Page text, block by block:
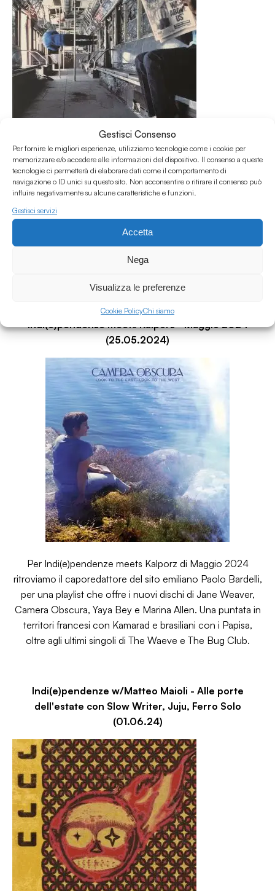
Gestisci Consenso
Per fornire le migliori esperienze, utilizziamo tecnologie come i cookie per
memorizzare e/o accedere alle informazioni del dispositivo. Il consenso a queste
tecnologie ci permetterà di elaborare dati come il comportamento di
navigazione o ID unici su questo sito. Non acconsentire o ritirare il consenso può
influire negativamente su alcune caratteristiche e funzioni.
Gestisci servizi
Accetta
Nega
Visualizza le preferenze
Cookie PolicyChi siamo
Ritroviamo a Indi(e)pendenze Alessandro Liccardo,
collaboratore di SentireAscoltare, per una playlist che
spazia tra post-punk e indie-pop con gli ottimi lavori di
Vampire Weekend, The Clockworks, The Lemon Twigs e
Arab Strap; inoltre facciamo il punto sugli eventi live che ci
attendono nei prossimi mesi, come i Kula Shaker a Lugo e
Indi(e)pendenze meets Kalporz - Maggio 2024
(25.05.2024)
Per Indi(e)pendenze meets Kalporz di Maggio 2024
ritroviamo il caporedattore del sito emiliano Paolo Bardelli,
per una playlist che offre i nuovi dischi di Jane Weaver,
Camera Obscura, Yaya Bey e Marina Allen. Una puntata in
territori francesi con Kamarad e brasiliani con i Papisa,
oltre agli ultimi singoli di The Waeve e The Bug Club.
Indi(e)pendenze w/Matteo Maioli - Alle porte
dell'estate con Slow Writer, Juju, Ferro Solo
(01.06.24)